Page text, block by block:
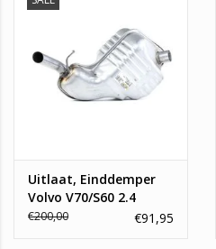
Uitlaat, Einddemper
Volvo V70/S60 2.4
€200,00 €91,95